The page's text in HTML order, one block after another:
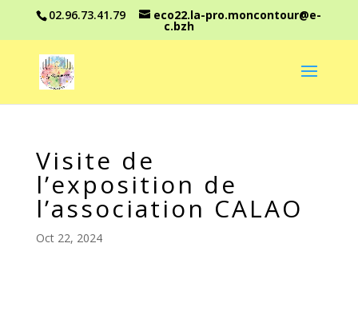
02.96.73.41.79 eco22.la-pro.moncontour@e-
c.bzh
Visite de
l’exposition de
l’association CALAO
Oct 22, 2024